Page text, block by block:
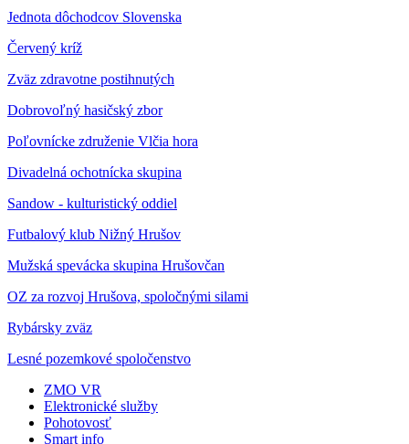
Jednota dôchodcov Slovenska
Červený kríž
Zväz zdravotne postihnutých
Dobrovoľný hasičský zbor
Poľovnícke združenie Vlčia hora
Divadelná ochotnícka skupina
Sandow - kulturistický oddiel
Futbalový klub Nižný Hrušov
Mužská spevácka skupina Hrušovčan
OZ za rozvoj Hrušova, spoločnými silami
Rybársky zväz
Lesné pozemkové spoločenstvo
ZMO VR
Elektronické služby
Pohotovosť
Smart info